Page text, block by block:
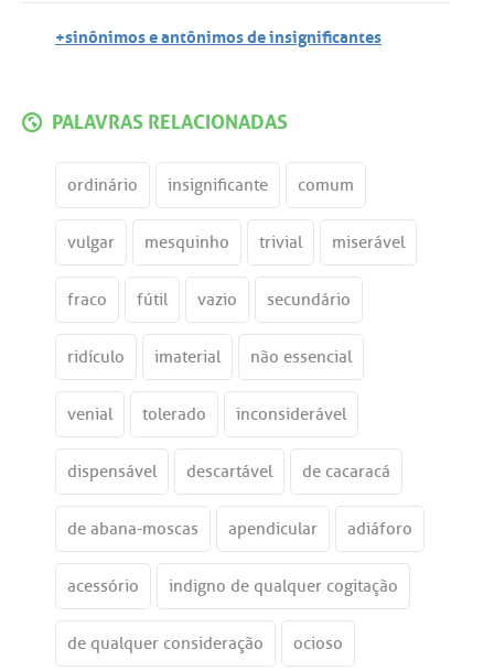
+sinônimos e antônimos de insignificantes
PALAVRAS RELACIONADAS
ordinário insignificante comum
vulgar mesquinho trivial miserável
fraco fútil vazio secundário
ridículo imaterial não essencial
venial tolerado inconsiderável
dispensável descartável de cacaracá
de abana-moscas apendicular adiáforo
acessório indigno de qualquer cogitação
de qualquer consideração ocioso